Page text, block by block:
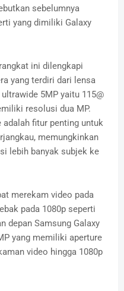
sebelumnya
yang dimiliki Galaxy
ini dilengkapi
yang terdiri dari lensa
5MP yaitu 115@
resolusi dua MP.
fitur penting untuk
memungkinkan
lebih banyak subjek ke
merekam video pada
pada 1080p seperti
depan Samsung Galaxy
yang memiliki aperture
video hingga 1080p